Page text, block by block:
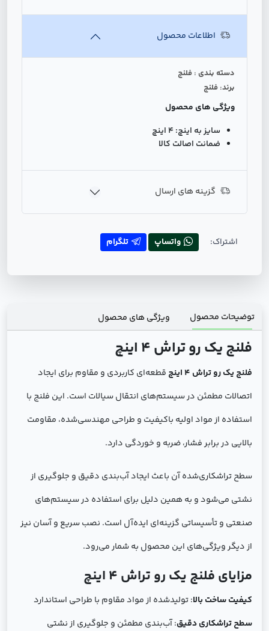
اطلاعات محصول
دسته بندی : فلنج
برند: فلنج
ویژگی های محصول
سایز به اینچ:4 اینچ
ضمانت اصالت کالا
گزینه های ارسال
اشتراک: واتساپ تلگرام
توضیحات محصول ویژگی های محصول
فلنج يك رو تراش 4 اينچ
فلنج یک رو تراش 4 اینچ
قطعه‌ای کاربردی و مقاوم برای ایجاد
اتصالات مطمئن در سیستم‌های انتقال سیالات است. این فلنج با
استفاده از مواد اولیه باکیفیت و طراحی مهندسی‌شده، مقاومت
بالایی در برابر فشار، ضربه و خوردگی دارد.
سطح تراشکاری‌شده آن باعث ایجاد آب‌بندی دقیق و جلوگیری از
نشتی می‌شود و به همین دلیل برای استفاده در سیستم‌های
صنعتی و تأسیساتی گزینه‌ای ایده‌آل است. نصب سریع و آسان نیز
از دیگر ویژگی‌های این محصول به شمار می‌رود.
مزایای فلنج یک رو تراش 4 اینچ
کیفیت ساخت بالا: تولیدشده از مواد مقاوم با طراحی استاندارد
سطح تراشکاری دقیق: آب‌بندی مطمئن و جلوگیری از نشتی